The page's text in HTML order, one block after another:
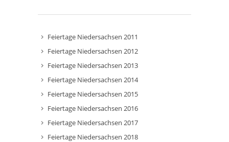
Feiertage Niedersachsen 2011
Feiertage Niedersachsen 2012
Feiertage Niedersachsen 2013
Feiertage Niedersachsen 2014
Feiertage Niedersachsen 2015
Feiertage Niedersachsen 2016
Feiertage Niedersachsen 2017
Feiertage Niedersachsen 2018